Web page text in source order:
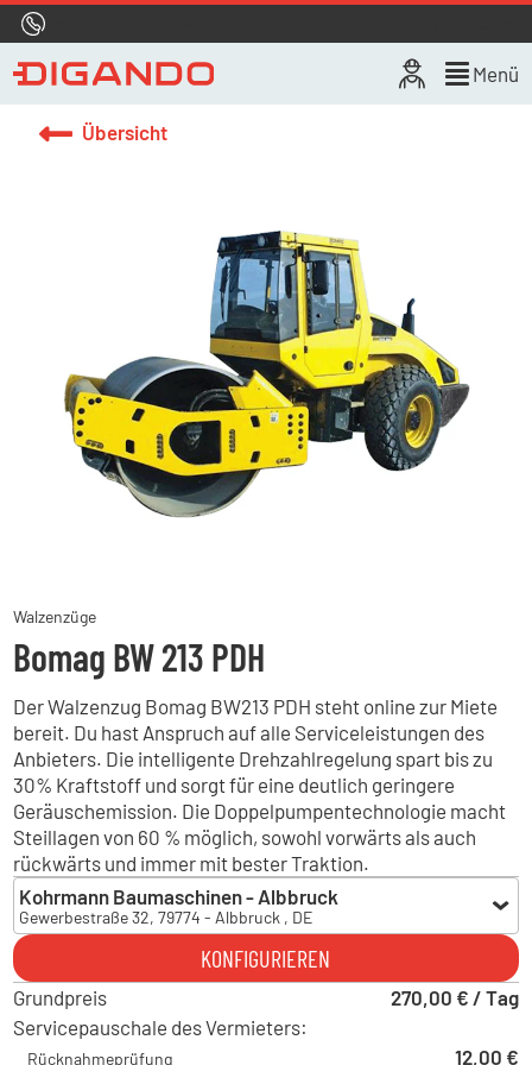
Menü
Übersicht
Walzenzüge
Bomag BW 213 PDH
Der Walzenzug Bomag BW213 PDH steht online zur Miete
bereit. Du hast Anspruch auf alle Serviceleistungen des
Anbieters. Die intelligente Drehzahlregelung spart bis zu
30% Kraftstoff und sorgt für eine deutlich geringere
Geräuschemission. Die Doppelpumpentechnologie macht
Steillagen von 60 % möglich, sowohl vorwärts als auch
rückwärts und immer mit bester Traktion.
Kohrmann Baumaschinen - Albbruck
Gewerbestraße 32, 79774 - Albbruck , DE
Kohrmann Baumaschinen - Albbruck
Gewerbestraße 32, 79774 - Albbruck , DE
Hoch Baumaschinen - Freiburg
Siemenstraße 6, 79108 - Freiburg im Breisgau , DE
Hoch Baumaschinen - Horb
KONFIGURIEREN
Grundpreis
270,00 € / Tag
Servicepauschale des Vermieters:
Rücknahmeprüfung 12,00 €